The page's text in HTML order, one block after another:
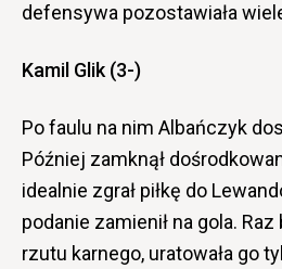
defensywa pozostawiała
Kamil Glik (3-)
Po faulu na nim Albańczyk
Później zamknął
idealnie zgrał piłkę do
podanie zamienił na gola.
rzutu karnego, uratowała go